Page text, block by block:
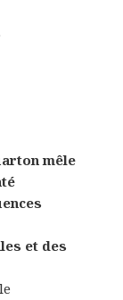
mêle
et des